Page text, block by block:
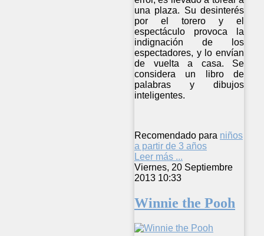
una plaza. Su desinterés
por el torero y el
espectáculo provoca la
indignación de los
espectadores, y lo envían
de vuelta a casa. Se
considera un libro de
palabras y dibujos
inteligentes.
Recomendado para niños
a partir de 3 años
Leer más ...
Viernes, 20 Septiembre
2013 10:33
Winnie the Pooh